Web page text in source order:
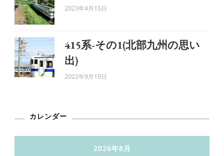
2023年4月15日
415系-その1(北部九州の思い
出)
2022年9月19日
カレンダー
2026年8月